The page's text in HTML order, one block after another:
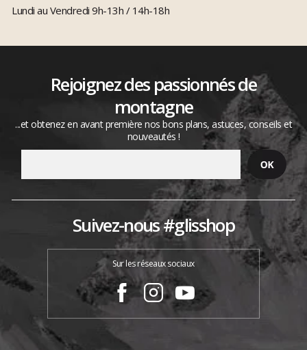
Lundi au Vendredi 9h-13h / 14h-18h
Rejoignez des passionnés de
montagne
...et obtenez en avant première nos bons plans, astuces, conseils et
nouveautés !
Suivez-nous #glisshop
Sur les réseaux sociaux